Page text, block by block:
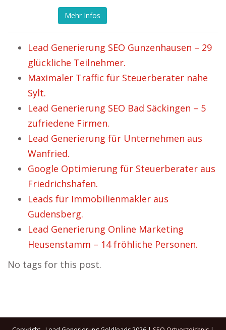
Mehr Infos
Lead Generierung SEO Gunzenhausen – 29
glückliche Teilnehmer.
Maximaler Traffic für Steuerberater nahe
Sylt.
Lead Generierung SEO Bad Säckingen – 5
zufriedene Firmen.
Lead Generierung für Unternehmen aus
Wanfried.
Google Optimierung für Steuerberater aus
Friedrichshafen.
Leads für Immobilienmakler aus
Gudensberg.
Lead Generierung Online Marketing
Heusenstamm – 14 fröhliche Personen.
No tags for this post.